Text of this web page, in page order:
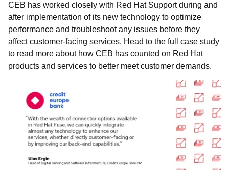
CEB has worked closely with Red Hat Support during and
after implementation of its new technology to optimize
performance and troubleshoot any issues before they
affect customer-facing services. Head to the full case study
to read more about how CEB has counted on Red Hat
products and services to better meet customer demands.